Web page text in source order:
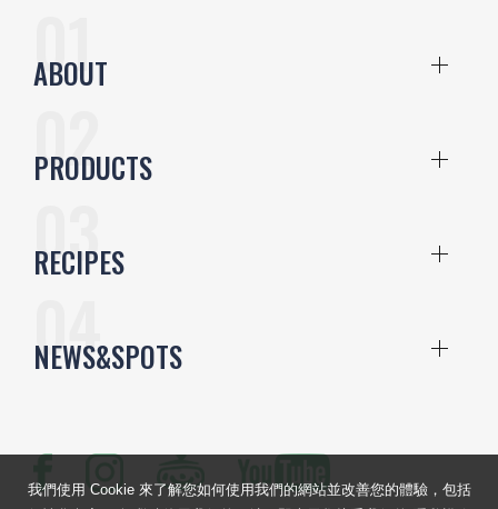
ABOUT
PRODUCTS
RECIPES
NEWS&SPOTS
我們使用 Cookie 來了解您如何使用我們的網站並改善您的體驗，包括